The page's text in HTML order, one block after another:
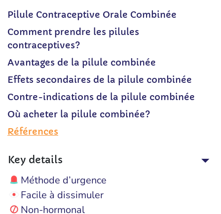
Pilule Contraceptive Orale Combinée
Comment prendre les pilules
contraceptives?
Avantages de la pilule combinée
Effets secondaires de la pilule combinée
Contre-indications de la pilule combinée
Où acheter la pilule combinée?
Références
Key details
Méthode d’urgence
Facile à dissimuler
Non-hormonal